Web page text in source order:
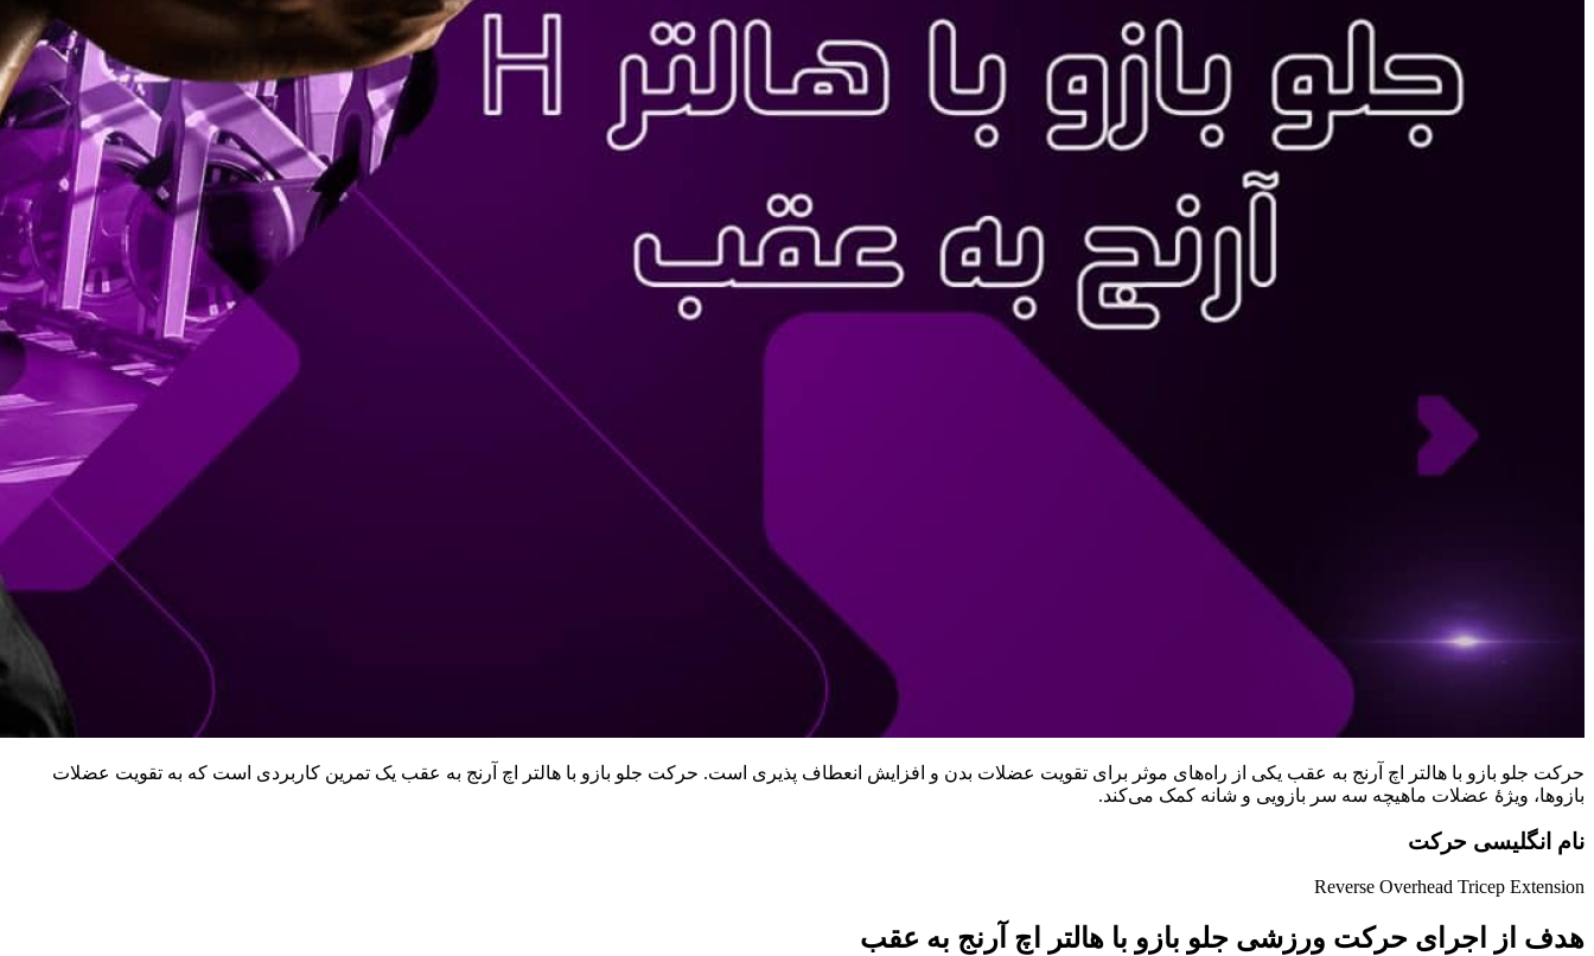
حرکت جلو بازو با هالتر اچ آرنج به عقب یکی از راه‌های موثر برای تقویت عضلات بدن و افزایش انعطاف پذیری است. حرکت جلو بازو با هالتر اچ آرنج به عقب یک تمرین کاربردی است که به تقویت عضلات
بازوها، ویژهٔ عضلات ماهیچه سه سر بازویی و شانه کمک می‌کند.
نام انگلیسی حرکت
Reverse Overhead Tricep Extension
هدف از اجرای حرکت ورزشی جلو بازو با هالتر اچ آرنج به عقب